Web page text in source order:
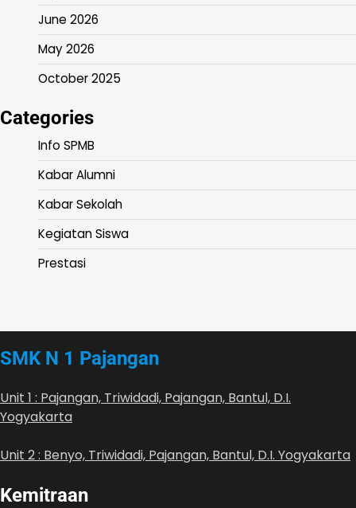
June 2026
May 2026
October 2025
Categories
Info SPMB
Kabar Alumni
Kabar Sekolah
Kegiatan Siswa
Prestasi
SMK N 1 Pajangan
Unit 1 : Pajangan, Triwidadi, Pajangan, Bantul, D.I.
Yogyakarta
Unit 2 : Benyo, Triwidadi, Pajangan, Bantul, D.I. Yogyakarta
Kemitraan